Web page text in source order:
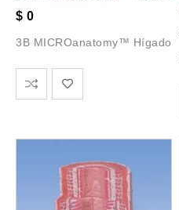
$ 0
3B MICROanatomy™ Hígado